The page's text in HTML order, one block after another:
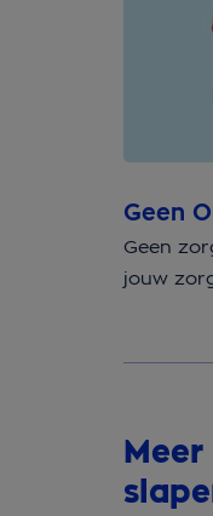
Geen
Geen
jouw